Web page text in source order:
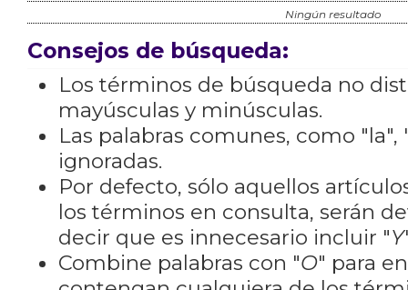
Ningún resultado
Consejos de búsqueda:
Los términos de búsqueda no
mayúsculas y minúsculas.
Las palabras comunes, como "la",
ignoradas.
Por defecto, sólo aquellos
los términos en consulta, serán
decir que es innecesario incluir "Y
Combine palabras con "O" para